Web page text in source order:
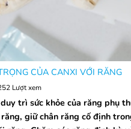
CỦA CANXI VỚI RĂNG
Lượt xem
trì sức khỏe của răng phụ
giữ chân răng cố định